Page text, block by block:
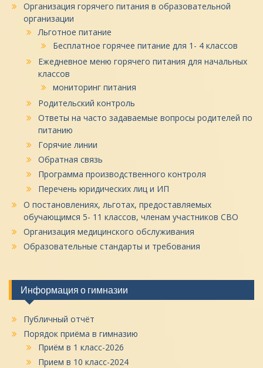
Организация горячего питания в образовательной
организации
Льготное питание
Бесплатное горячее питание для 1- 4 классов
Ежедневное меню горячего питания для начальных
классов
мониторинг питания
Родительский контроль
Ответы на часто задаваемые вопросы родителей по
питанию
Горячие линии
Обратная связь
Программа производственного контроля
Перечень юридических лиц и ИП
О постановлениях, льготах, предоставляемых
обучающимся 5- 11 классов, членам участников СВО
Организация медицинского обслуживания
Образовательные стандарты и требования
Информация о гимназии
Публичный отчёт
Порядок приёма в гимназию
Приём в 1 класс-2026
Прием в 10 класс-2024